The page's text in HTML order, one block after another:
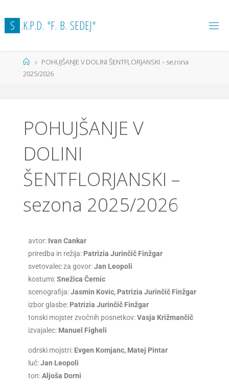
S .K.P.D. "F. B. SEDEJ"
POHUJŠANJE V DOLINI ŠENTFLORJANSKI – sezona
2025/2026
POHUJŠANJE V
DOLINI
ŠENTFLORJANSKI –
sezona 2025/2026
avtor:Ivan Cankar
priredba in režija:Patrizia Jurinčič Finžgar
svetovalec za govor:Jan Leopoli
kostumi:Snežica Černic
scenografija:Jasmin Kovic, Patrizia Jurinčič Finžgar
izbor glasbe:Patrizia Jurinčič Finžgar
tonski mojster zvočnih posnetkov:Vasja Križmančič
izvajalec: Manuel Figheli
odrski mojstri:Evgen Komjanc, Matej Pintar
luč:Jan Leopoli
ton:Aljoša Dorni